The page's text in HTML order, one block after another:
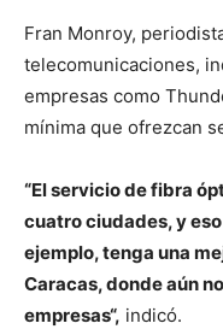
Fran Monroy,
telecomunicaciones,
empresas como
mínima que ofrezcan
“El servicio de fibra
cuatro ciudades, y
ejemplo, tenga una
Caracas, donde aún
empresas“, indicó.